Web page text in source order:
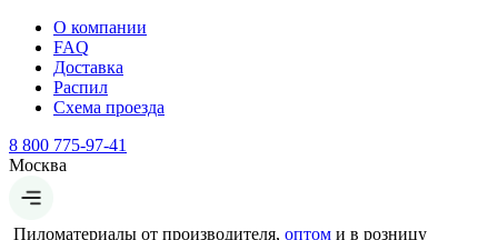
О компании
FAQ
Доставка
Распил
Схема проезда
8 800 775-97-41
Москва
Пиломатериалы от производителя, оптом и в розницу